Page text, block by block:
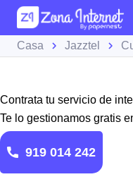
Casa Jazztel
Contrata tu servicio de
Te lo gestionamos gratis
919 014 242